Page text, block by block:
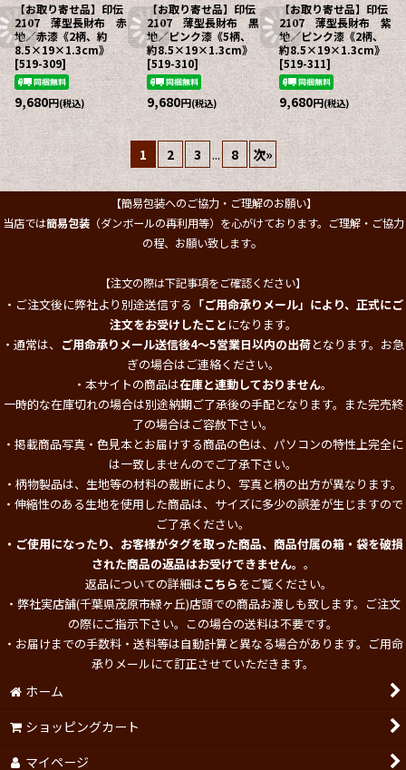
【お取り寄せ品】印伝
2107 薄型長財布 赤
地／赤漆《2柄、約
8.5×19×1.3cm》
[519-309]
9,680円(税込)
【お取り寄せ品】印伝
2107 薄型長財布 黒
地／ピンク漆《5柄、
約8.5×19×1.3cm》
[519-310]
9,680円(税込)
【お取り寄せ品】印伝
2107 薄型長財布 紫
地／ピンク漆《2柄、
約8.5×19×1.3cm》
[519-311]
9,680円(税込)
1 2 3 ... 8 次»
【簡易包装へのご協力・ご理解のお願い】
当店では簡易包装（ダンボールの再利用等）を心がけております。ご理解・ご協力
の程、お願い致します。
【注文の際は下記事項をご確認ください】
・ご注文後に弊社より別途送信する 「ご用命承りメール」により、正式にご
注文をお受けしたこと になります。
・通常は、 ご用命承りメール送信後4～5営業日以内の出荷となります。お急
ぎの場合はご連絡ください。
・本サイトの商品は在庫と連動しておりません。
一時的な在庫切れの場合は別途納期ご了承後の手配となります。また完売終
了の場合はご容赦下さい。
・掲載商品写真・色見本とお届けする商品の色は、パソコンの特性上完全に
は一致しませんのでご了承下さい。
・柄物製品は、生地等の材料の裁断により、写真と柄の出方が異なります。
・伸縮性のある生地を使用した商品は、サイズに多少の誤差が生じますので
ご了承ください。
・ご使用になったり、お客様がタグを取った商品、商品付属の箱・袋を破損
された商品の返品はお受けできません。 。
返品についての詳細はこちらをご覧ください。
・弊社実店舗(千葉県茂原市緑ヶ丘)店頭での商品お渡しも致します。ご注文
の際にご指示下さい。この場合の送料は不要です。
・お届けまでの手数料・送料等は自動計算と異なる場合があります。ご用命
承りメールにて訂正させていただきます。
ホーム
ショッピングカート
マイページ